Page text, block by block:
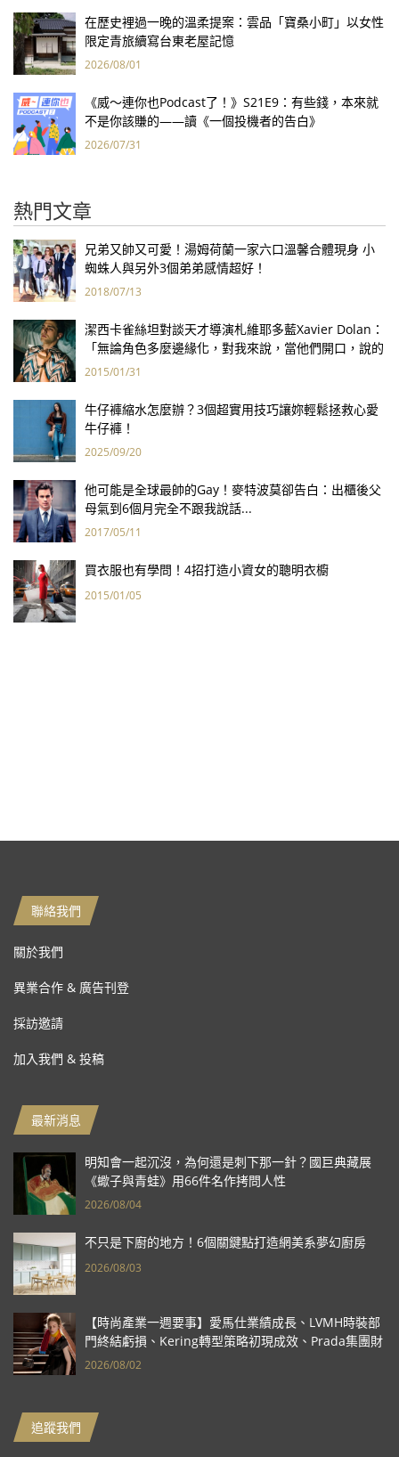
在歷史裡過一晚的溫柔提案：雲品「寶桑小町」以女性
限定青旅續寫台東老屋記憶
2026/08/01
《威～連你也Podcast了！》S21E9：有些錢，本來就
不是你該賺的——讀《一個投機者的告白》
2026/07/31
熱門文章
兄弟又帥又可愛！湯姆荷蘭一家六口溫馨合體現身 小
蜘蛛人與另外3個弟弟感情超好！
2018/07/13
潔西卡雀絲坦對談天才導演札維耶多藍Xavier Dolan：
「無論角色多麼邊緣化，對我來說，當他們開口，說的
都是我心裡的話。」
2015/01/31
牛仔褲縮水怎麼辦？3個超實用技巧讓妳輕鬆拯救心愛
牛仔褲！
2025/09/20
他可能是全球最帥的Gay！麥特波莫卻告白：出櫃後父
母氣到6個月完全不跟我說話...
2017/05/11
買衣服也有學問！4招打造小資女的聰明衣櫥
2015/01/05
聯絡我們
關於我們
異業合作 & 廣告刊登
採訪邀請
加入我們 & 投稿
最新消息
明知會一起沉沒，為何還是刺下那一針？國巨典藏展
《蠍子與青蛙》用66件名作拷問人性
2026/08/04
不只是下廚的地方！6個關鍵點打造網美系夢幻廚房
2026/08/03
【時尚產業一週要事】愛馬仕業績成長、LVMH時裝部
門終結虧損、Kering轉型策略初現成效、Prada集團財
報亮眼
2026/08/02
追蹤我們